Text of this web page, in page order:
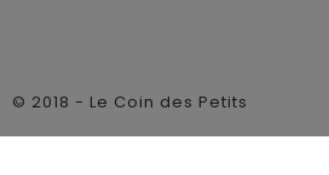
© 2018 - Le Coin des Petits